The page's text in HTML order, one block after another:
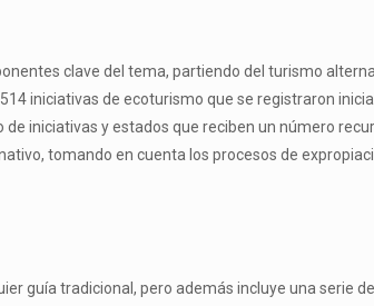
clave del tema, partiendo del turismo
iniciativas de ecoturismo que se registraron
iniciativas y estados que reciben un número
tomando en cuenta los procesos de
guía tradicional, pero además incluye una serie